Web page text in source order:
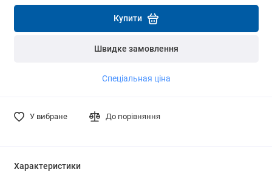
Купити
Швидке замовлення
Спеціальная ціна
У вибране До порівняння
Характеристики